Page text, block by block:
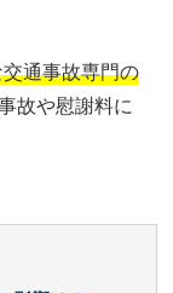
通事故専門の
故や慰謝料に